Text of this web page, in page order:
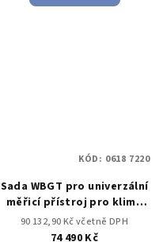
Sada WBGT pro univerzální
měřicí přístroj pro klima
testo 400
90 132,90 Kč včetně DPH
74 490 Kč
KÓD: 0618 7220